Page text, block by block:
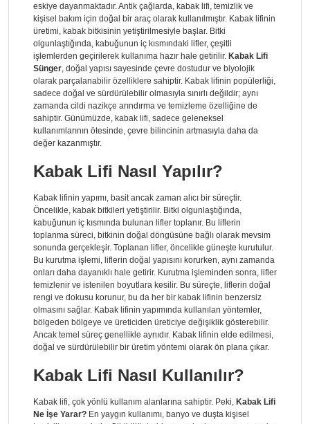
eskiye dayanmaktadır. Antik çağlarda, kabak lifi, temizlik ve
kişisel bakım için doğal bir araç olarak kullanılmıştır. Kabak lifinin
üretimi, kabak bitkisinin yetiştirilmesiyle başlar. Bitki
olgunlaştığında, kabuğunun iç kısmındaki lifler, çeşitli
işlemlerden geçirilerek kullanıma hazır hale getirilir. Kabak Lifi
Sünger, doğal yapısı sayesinde çevre dostudur ve biyolojik
olarak parçalanabilir özelliklere sahiptir. Kabak lifinin popülerliği,
sadece doğal ve sürdürülebilir olmasıyla sınırlı değildir; aynı
zamanda cildi nazikçe arındırma ve temizleme özelliğine de
sahiptir. Günümüzde, kabak lifi, sadece geleneksel
kullanımlarının ötesinde, çevre bilincinin artmasıyla daha da
değer kazanmıştır.
Kabak Lifi Nasıl Yapılır?
Kabak lifinin yapımı, basit ancak zaman alıcı bir süreçtir.
Öncelikle, kabak bitkileri yetiştirilir. Bitki olgunlaştığında,
kabuğunun iç kısmında bulunan lifler toplanır. Bu liflerin
toplanma süreci, bitkinin doğal döngüsüne bağlı olarak mevsim
sonunda gerçekleşir. Toplanan lifler, öncelikle güneşte kurutulur.
Bu kurutma işlemi, liflerin doğal yapısını korurken, aynı zamanda
onları daha dayanıklı hale getirir. Kurutma işleminden sonra, lifler
temizlenir ve istenilen boyutlara kesilir. Bu süreçte, liflerin doğal
rengi ve dokusu korunur, bu da her bir kabak lifinin benzersiz
olmasını sağlar. Kabak lifinin yapımında kullanılan yöntemler,
bölgeden bölgeye ve üreticiden üreticiye değişiklik gösterebilir.
Ancak temel süreç genellikle aynıdır. Kabak lifinin elde edilmesi,
doğal ve sürdürülebilir bir üretim yöntemi olarak ön plana çıkar.
Kabak Lifi Nasıl Kullanılır?
Kabak lifi, çok yönlü kullanım alanlarına sahiptir. Peki, Kabak Lifi
Ne İşe Yarar? En yaygın kullanımı, banyo ve duşta kişisel